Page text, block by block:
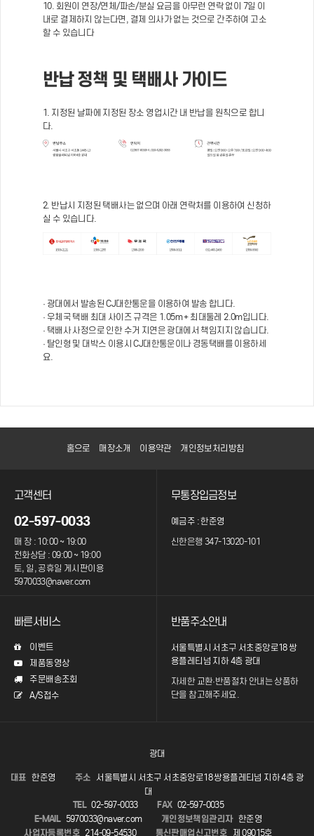
10. 회원이 연장/연체/파손/분실 요금을 아무런 연락 없이 7일 이
내로 결제하지 않는다면, 결제 의사가 없는 것으로 간주하여 고소
할 수 있습니다
반납 정책 및 택배사 가이드
1. 지정된 날짜에 지정된 장소 영업시간 내 반납을 원칙으로 합니
다.
2. 반납시 지정된 택배사는 없으며 아래 연락처를 이용하여 신청하
실 수 있습니다.
· 광대에서 발송된 CJ대한통운을 이용하여 발송 합니다.
· 우체국 택배 최대 사이즈 규격은 1.05m + 최대둘레 2.0m입니다.
· 택배사 사정으로 인한 수거 지연은 광대에서 책임지지 않습니다.
· 탈인형 및 대박스 이용시 CJ대한통운이나 경동택배를 이용하세
요.
홈으로 매장소개 이용약관 개인정보처리방침
고객센터
02-597-0033
매 장 : 10:00 ~ 19:00
전화상담 : 09:00 ~ 19:00
토, 일, 공휴일 게시판이용
5970033@naver.com
무통장입금정보
예금주 : 한준영
신한은행 347-13020-101
빠른서비스
이벤트
제품동영상
주문배송조회
A/S접수
반품주소안내
서울특별시 서초구 서초중앙로18 쌍
용플레티넘 지하 4층 광대
자세한 교환·반품절차 안내는상품하
단을 참고해주세요.
광대
대표 한준영 주소 서울특별시 서초구 서초중앙로18 쌍용플레티넘 지하 4층 광
대
TEL 02-597-0033 FAX 02-597-0035
E-MAIL 5970033@naver.com 개인정보책임관리자 한준영
사업자등록번호 214-09-54530 통신판매업신고번호 제 09015호